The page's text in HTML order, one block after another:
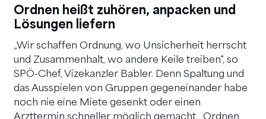
Ordnen heißt zuhören, anpacken und
Lösungen liefern
„Wir schaffen Ordnung, wo Unsicherheit herrscht
und Zusammenhalt, wo andere Keile treiben“, so
SPÖ-Chef, Vizekanzler Babler. Denn Spaltung und
das Ausspielen von Gruppen gegeneinander habe
noch nie eine Miete gesenkt oder einen